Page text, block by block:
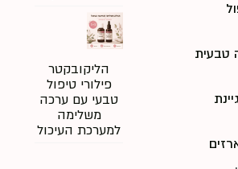
טבעית
הליקובקטר
פילורי טיפול
טבעי עם ערכה
משלימה
למערכת העיכול